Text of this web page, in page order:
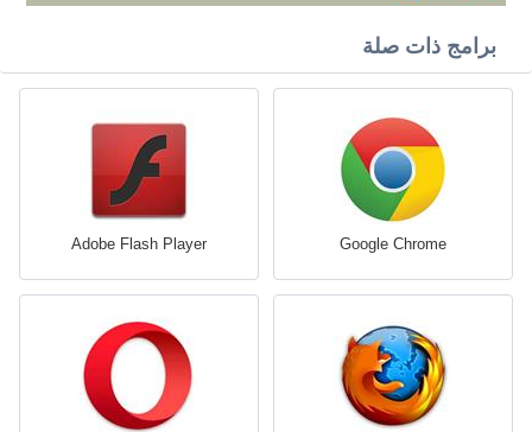
برامج ذات صلة
Google Chrome
Adobe Flash Player